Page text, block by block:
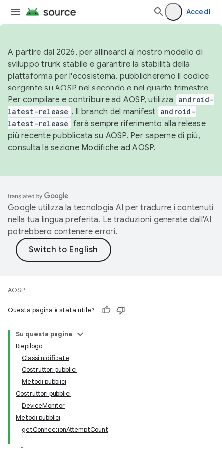
Accedi
A partire dal 2026, per allinearci al nostro modello di
sviluppo trunk stabile e garantire la stabilità della
piattaforma per l'ecosistema, pubblicheremo il codice
sorgente su AOSP nel secondo e nel quarto trimestre.
Per compilare e contribuire ad AOSP, utilizza
android-
latest-release . Il branch del manifest android-
latest-release farà sempre riferimento alla release
più recente pubblicata su AOSP. Per saperne di più,
consulta la sezione Modifiche ad AOSP.
Google utilizza la tecnologia AI per tradurre i contenuti
nella tua lingua preferita. Le traduzioni generate dall'AI
potrebbero contenere errori.
AOSP
Questa pagina è stata utile?
Su questa pagina
Riepilogo
Classi nidificate
Costruttori pubblici
Metodi pubblici
Costruttori pubblici
DeviceMonitor
Metodi pubblici
getConnectionAttemptCount